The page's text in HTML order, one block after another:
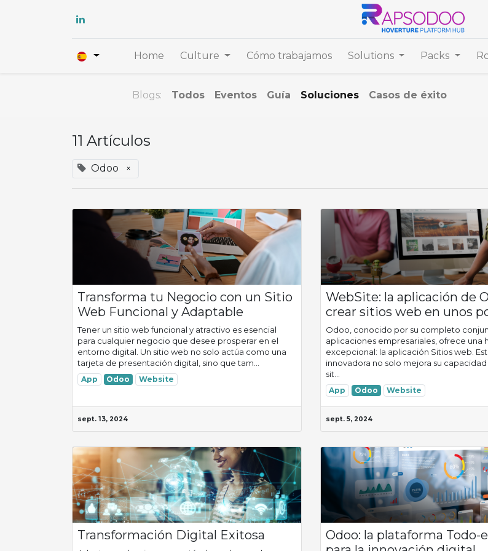
Home Culture Cómo trabajamos Solutions Packs
Blogs: Todos Eventos Guía Soluciones Casos de éxito
11 Artículos
Odoo ×
Transforma tu Negocio con un Sitio
Web Funcional y Adaptable
Tener un sitio web funcional y atractivo es esencial
para cualquier negocio que desee prosperar en el
entorno digital. Un sitio web no solo actúa como una
tarjeta de presentación digital, sino que tam...
App Odoo Website
sept. 13, 2024
WebSite: la aplicación de
crear sitios web en unos
Odoo, conocido por su completo
aplicaciones empresariales, ofrece una
excepcional: la aplicación Sitios web.
innovadora no solo mejora su
sit...
App Odoo Website
sept. 5, 2024
Transformación Digital Exitosa
Odoo: la plataforma Todo-